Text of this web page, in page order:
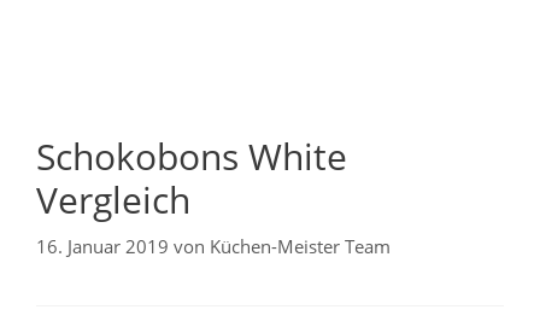
Schokobons White
Vergleich
16. Januar 2019 von Küchen-Meister Team